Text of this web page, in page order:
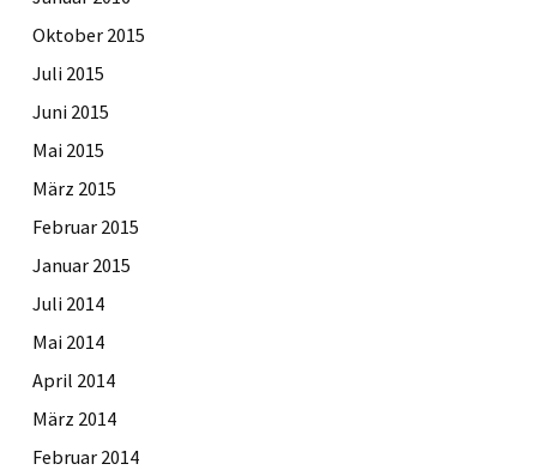
Oktober 2015
Juli 2015
Juni 2015
Mai 2015
März 2015
Februar 2015
Januar 2015
Juli 2014
Mai 2014
April 2014
März 2014
Februar 2014